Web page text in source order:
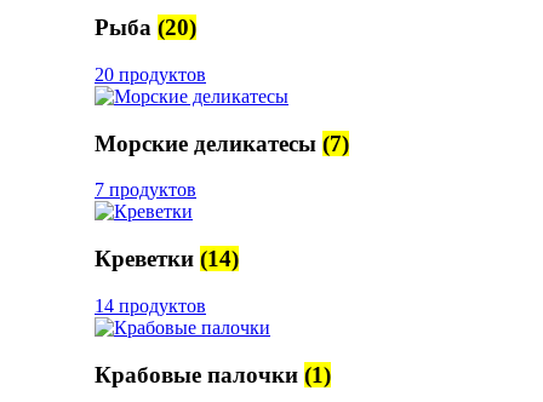
Рыба (20)
20 продуктов
Морские деликатесы (7)
7 продуктов
Креветки (14)
14 продуктов
Крабовые палочки (1)